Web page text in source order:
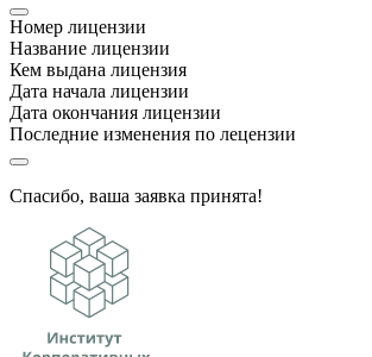
Номер лицензии
Название лицензии
Кем выдана лицензия
Дата начала лицензии
Дата окончания лицензии
Последние изменения по лецензии
Спасибо, ваша заявка принята!